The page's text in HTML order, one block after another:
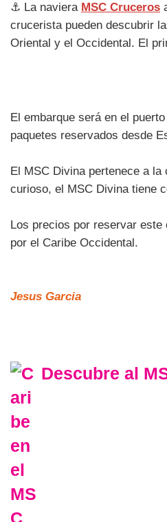
⚓ La naviera MSC Cruceros
crucerista pueden descubrir
Oriental y el Occidental. El
El embarque será en el
paquetes reservados desde
El MSC Divina pertenece a
curioso, el MSC Divina tiene
Los precios por reservar este
por el Caribe Occidental.
Jesus Garcia
Descubre al